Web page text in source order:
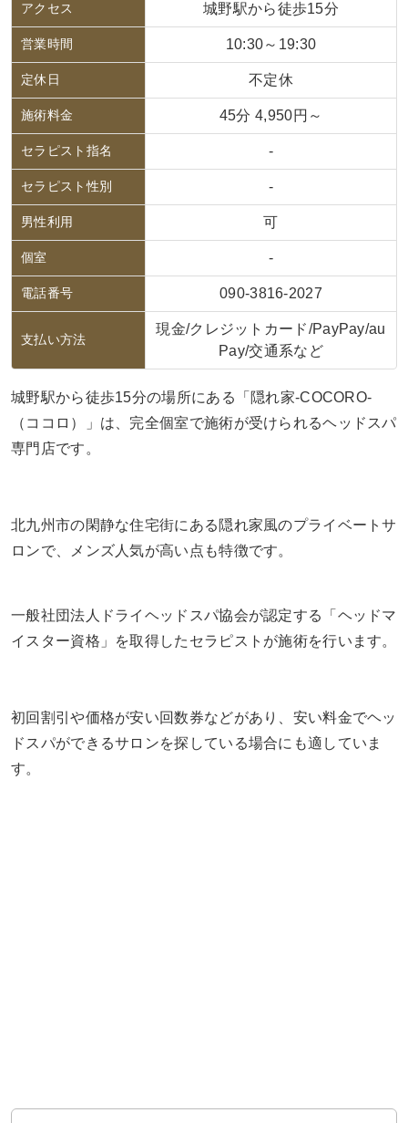
アクセス 城野駅から徒歩15分
営業時間 10:30～19:30
定休日 不定休
施術料金 45分 4,950円～
セラピスト指名 -
セラピスト性別 -
男性利用 可
個室 -
電話番号 090-3816-2027
支払い方法
現金/クレジットカード/PayPay/au
Pay/交通系など
城野駅から徒歩15分の場所にある「隠れ家-COCORO-
（ココロ）」は、完全個室で施術が受けられるヘッドスパ
専門店です。
北九州市の閑静な住宅街にある隠れ家風のプライベートサ
ロンで、メンズ人気が高い点も特徴です。
一般社団法人ドライヘッドスパ協会が認定する「ヘッドマ
イスター資格」を取得したセラピストが施術を行います。
初回割引や価格が安い回数券などがあり、安い料金でヘッ
ドスパができるサロンを探している場合にも適していま
す。